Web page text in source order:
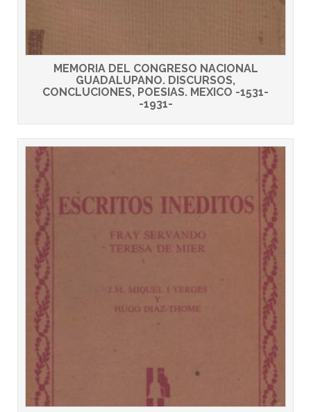
MEMORIA DEL CONGRESO NACIONAL
GUADALUPANO. DISCURSOS,
CONCLUCIONES, POESIAS. MEXICO -1531-
-1931-